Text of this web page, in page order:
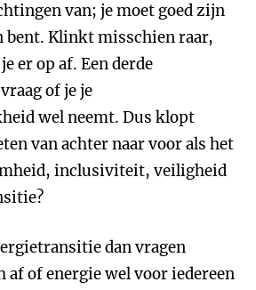
van; je moet goed zijn
bent. Klinkt misschien raar,
er op af. Een derde
of je je
wel neemt. Dus klopt
van achter naar voor als het
inclusiviteit, veiligheid
dan vragen
af of energie wel voor iedereen